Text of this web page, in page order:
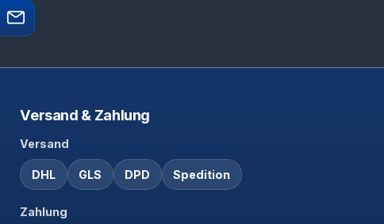
Versand & Zahlung
Versand
DHL GLS DPD Spedition
Zahlung